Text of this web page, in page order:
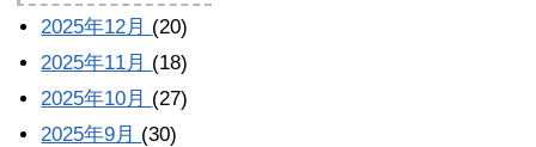
2025年12月 (20)
2025年11月 (18)
2025年10月 (27)
2025年9月 (30)